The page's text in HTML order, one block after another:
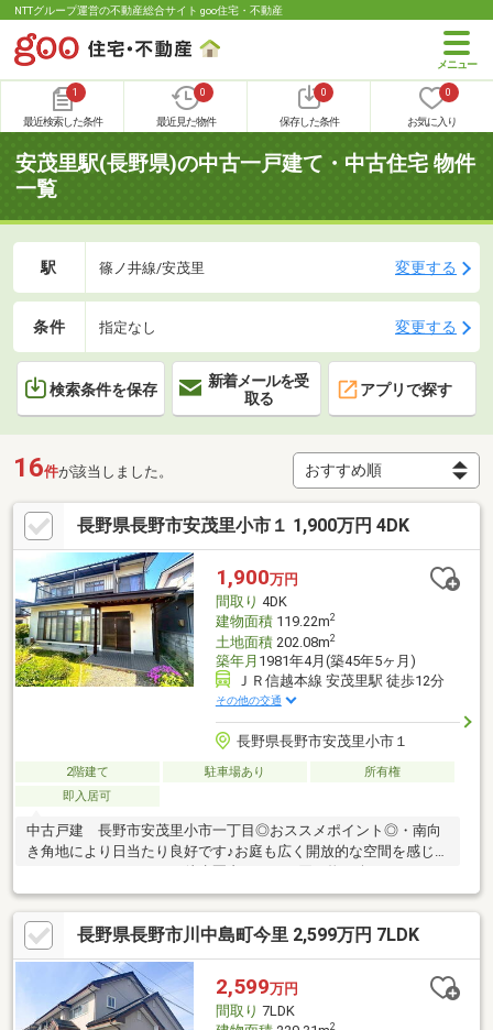
NTTグループ運営の不動産総合サイト goo住宅・不動産
1
最近検索した条件
0
最近見た物件
0
保存した条件
0
お気に入り
安茂里駅(長野県)の中古一戸建て・中古住宅 物件
一覧
駅 篠ノ井線/安茂里 変更する
条件 指定なし 変更する
検索条件を保存
新着メールを受
取る
アプリで探す
16件が該当しました。
長野県長野市安茂里小市１ 1,900万円 4DK
1,900万円
間取り 4DK
建物面積119.22m2
土地面積202.08m2
築年月 1981年4月(築45年5ヶ月)
ＪＲ信越本線 安茂里駅 徒歩12分
その他の交通
長野県長野市安茂里小市１
2階建て 駐車場あり
所有権
即入居可
中古戸建 長野市安茂里小市一丁目◎おススメポイント◎・南向
き角地により日当たり良好です♪お庭も広く開放的な空間を感じて
駐車スペースあります・松ヶ丘小学校/裾花中学校エリアリフォー
ム相談＆ローン相談もお任せください。経験豊富なスタッフがお
客様にあったご提案をさせていただきます。もちろん相談無料で
す♪お気軽にお問い合わせ下さい♪Be-Style長野本社026-217-5014
長野県長野市川中島町今里 2,599万円 7LDK
2,599万円
間取り 7LDK
2